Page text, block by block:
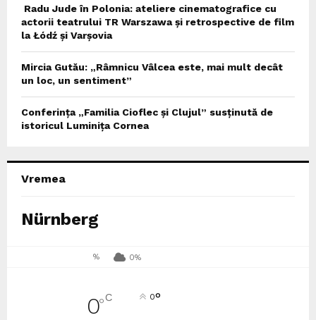
Radu Jude în Polonia: ateliere cinematografice cu
actorii teatrului TR Warszawa și retrospective de film
la Łódź și Varșovia
Mircia Gutău: „Râmnicu Vâlcea este, mai mult decât
un loc, un sentiment”
Conferința „Familia Cioflec și Clujul” susținută de
istoricul Luminița Cornea
Vremea
Nürnberg
% 0%
0°C 0°